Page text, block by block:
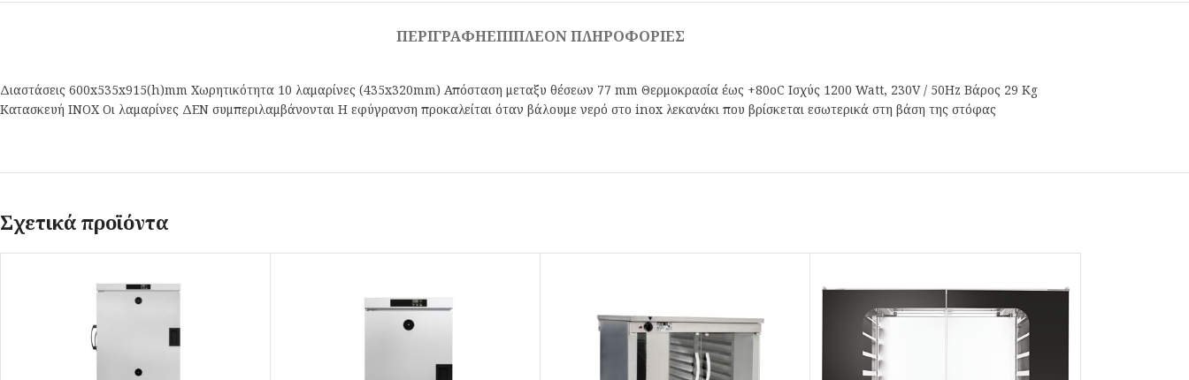
ΠΕΡΙΓΡΑΦΉΕΠΙΠΛΈΟΝ ΠΛΗΡΟΦΟΡΊΕΣ
Διαστάσεις 600x535x915(h)mm Χωρητικότητα 10 λαμαρίνες (435x320mm) Απόσταση μεταξυ θέσεων 77 mm Θερμοκρασία έως +80oC Ισχύς 1200 Watt, 230V / 50Hz Bάρος 29 Kg
Κατασκευή INOX Οι λαμαρίνες ΔΕΝ συμπεριλαμβάνονται Η εφύγρανση προκαλείται όταν βάλουμε νερό στο inox λεκανάκι που βρίσκεται εσωτερικά στη βάση της στόφας
Σχετικά προϊόντα